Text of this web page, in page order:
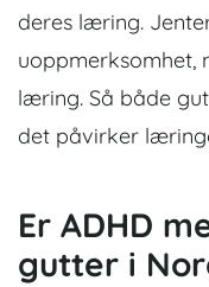
deres læring.
uoppmerksomhet,
læring. Så både
det påvirker
Er ADHD
gutter i